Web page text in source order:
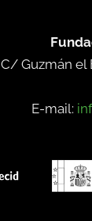
C/ Guzmán el
E-mail: